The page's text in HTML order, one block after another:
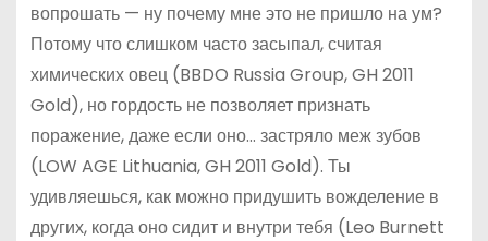
вопрошать — ну почему мне это не пришло на ум?
Потому что слишком часто засыпал, считая
химических овец (BBDO Russia Group, GH 2011
Gold), но гордость не позволяет признать
поражение, даже если оно… застряло меж зубов
(LOW AGE Lithuania, GH 2011 Gold). Ты
удивляешься, как можно придушить вожделение в
других, когда оно сидит и внутри тебя (Leo Burnett